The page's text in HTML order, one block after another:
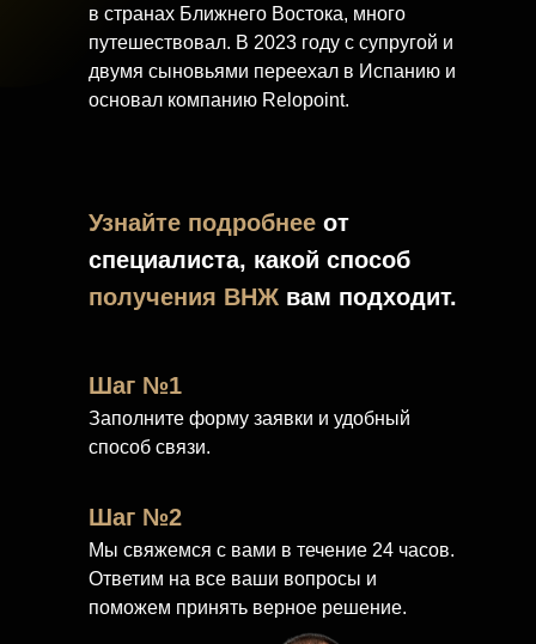
в странах Ближнего Востока, много
путешествовал. В 2023 году с супругой и
двумя сыновьями переехал в Испанию и
основал компанию Relopoint.
Узнайте подробнее от
специалиста, какой способ
получения ВНЖ вам подходит.
Шаг №1
Заполните форму заявки и удобный
способ связи.
Шаг №2
Мы свяжемся с вами в течение 24 часов.
Ответим на все ваши вопросы и
поможем принять верное решение.